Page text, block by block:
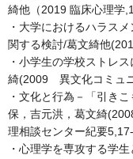
綺他（2019 臨床心理学
・大学におけるハラス
関する検討/葛文綺他
・小学生の学校ストレ
綺(2009 異文化コミュ
・文化と行為－「引き
保，吉元洪，葛文綺
理相談センター紀要5,17-
・心理学を専攻する学